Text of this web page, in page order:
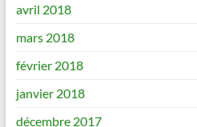
avril 2018
mars 2018
février 2018
janvier 2018
décembre 2017